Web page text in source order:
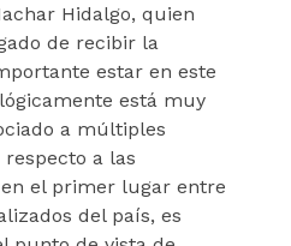
Hidalgo, quien
de recibir la
estar en este
está muy
a múltiples
a las
el primer lugar entre
del país, es